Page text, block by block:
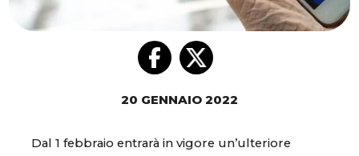
20 GENNAIO 2022
Dal 1 febbraio entrarà in vigore un’ulteriore